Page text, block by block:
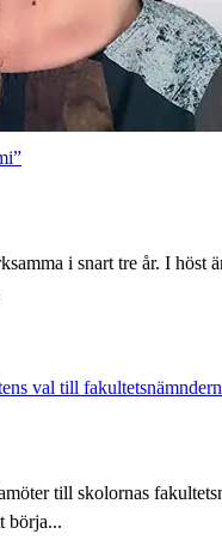
i snart tre år. I
val till
till skolornas
börja...